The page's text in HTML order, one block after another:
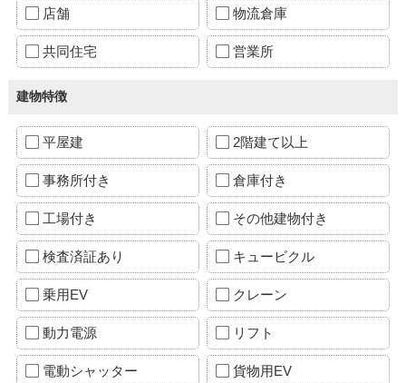
店舗 物流倉庫
共同住宅 営業所
建物特徴
平屋建 2階建て以上
事務所付き 倉庫付き
工場付き その他建物付き
検査済証あり キュービクル
乗用EV クレーン
動力電源 リフト
電動シャッター 貨物用EV